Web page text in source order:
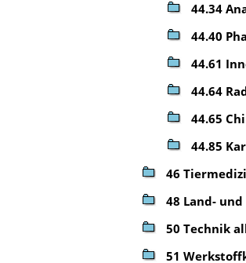
44.34
44.40
44.61
44.64
44.65
44.85
46
48 Land-
50 Technik
51